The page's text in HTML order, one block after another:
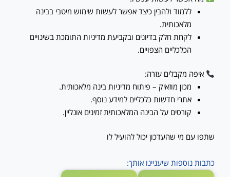
ללמוד ולהבין כיצד אפשר לעשות שימוש מיטבי בבינה
מלאכותית.
לקחת חלק בדיונים ובקביעת מדיניות התומכת בשינויים
הכלכליים הצפויים.
איפה מקבלים עזרה:
מכון מוזאיק – פיתוח מדיניות בינה מלאכותית.
אתרי חדשות כלכליים למידע נוסף.
קורסים על הבינה המלאכותית זמינים אונליין.
שתפו עם מי שהעדכון יכול להועיל לו
כתבות נוספות שיעניינו אותך: